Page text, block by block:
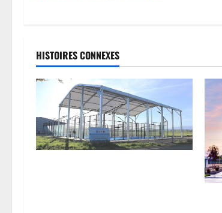
a
r
t
i
HISTOIRES CONNEXES